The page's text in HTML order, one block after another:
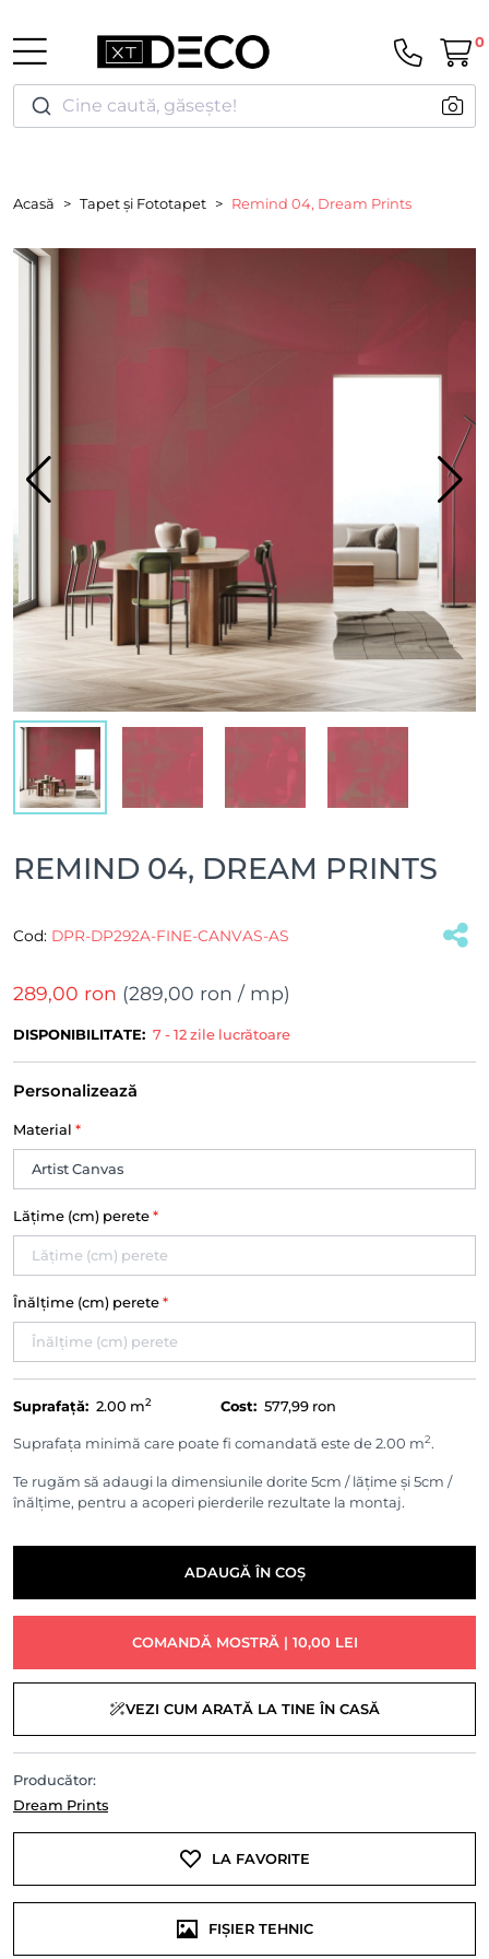
Cine caută, găsește!
0
Acasă Tapet și Fototapet Remind 04, Dream Prints
REMIND 04, DREAM PRINTS
Cod: DPR-DP292A-FINE-CANVAS-AS
289,00 ron (289,00 ron / mp)
DISPONIBILITATE: 7 - 12 zile lucrătoare
Personalizează
Material *
Lățime (cm) perete *
Înălțime (cm) perete *
Suprafață: 2.00 m2 Cost: 577,99 ron
Suprafața minimă care poate fi comandată este de 2.00 m2.
Te rugăm să adaugi la dimensiunile dorite 5cm / lățime și 5cm /
înălțime, pentru a acoperi pierderile rezultate la montaj.
ADAUGĂ ÎN COȘ
COMANDĂ MOSTRĂ | 10,00 LEI
VEZI CUM ARATĂ LA TINE ÎN CASĂ
Producător:
Dream Prints
LA FAVORITE
FIȘIER TEHNIC